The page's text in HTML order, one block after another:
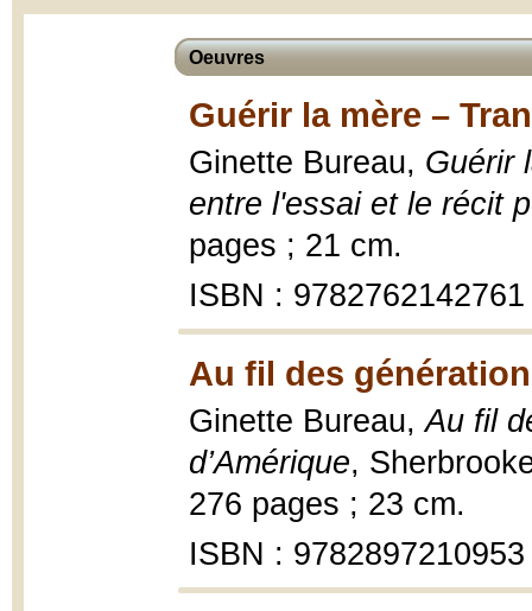
Oeuvres
Guérir la mère –
Ginette Bureau, Guérir
entre l'essai et le récit
pages ; 21 cm.
ISBN : 9782762142761
Au fil des
Ginette Bureau,Au fil
d’Amérique,
276 pages ; 23 cm.
ISBN : 9782897210953